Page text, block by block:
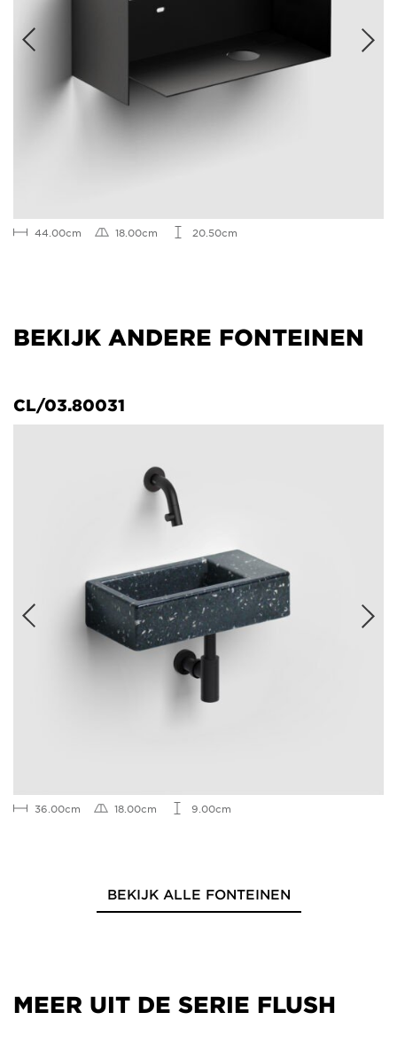
44.00cm 18.00cm 20.50cm
BEKIJK ANDERE FONTEINEN
CL/03.80031
36.00cm 18.00cm 9.00cm
BEKIJK ALLE FONTEINEN
MEER UIT DE SERIE FLUSH